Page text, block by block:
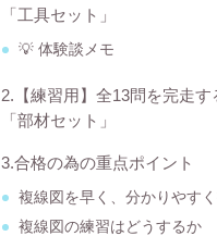
「工具セット」
💡 体験談メモ
2.【練習用】全13問を完走す
「部材セット」
3.合格の為の重点ポイント
複線図を早く、分かりやすく
複線図の練習はどうするか